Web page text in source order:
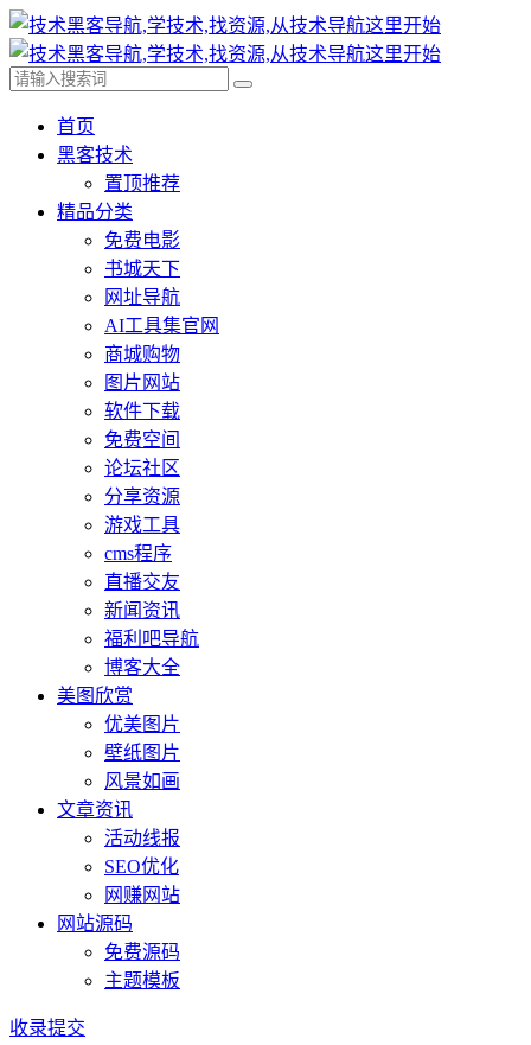
首页
黑客技术
置顶推荐
精品分类
免费电影
书城天下
网址导航
AI工具集官网
商城购物
图片网站
软件下载
免费空间
论坛社区
分享资源
游戏工具
cms程序
直播交友
新闻资讯
福利吧导航
博客大全
美图欣赏
优美图片
壁纸图片
风景如画
文章资讯
活动线报
SEO优化
网赚网站
网站源码
免费源码
主题模板
收录提交